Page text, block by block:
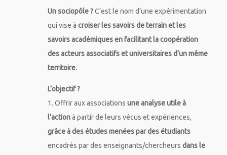
Un sociopôle ?C’est le nom d’une expérimentation
qui vise à croiser les savoirs de terrain et les
savoirs académiquesen facilitant la coopération
des acteurs associatifs et universitaires d’un même
territoire.
L’objectif ?
1. Offrir aux associations une analyse utile à
l’actionà partir de leurs vécus et expériences,
grâce à des études menées par des étudiants
encadrés par des enseignants/chercheurs dans le